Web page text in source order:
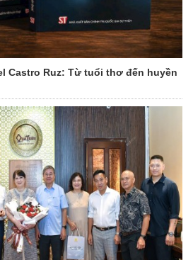
Castro Ruz: Từ tuổi thơ đến huyền